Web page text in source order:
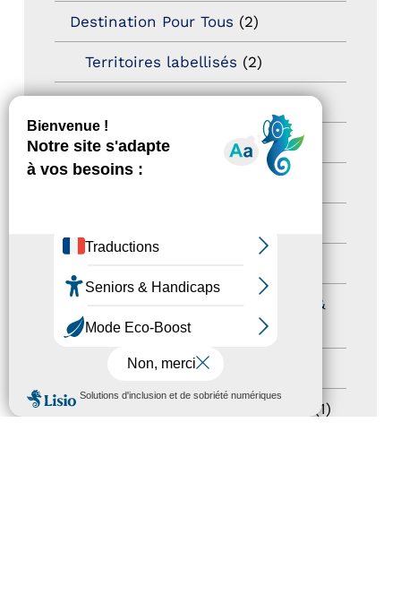
MENU
Destination Pour Tous (2)
Territoires labellisés (2)
Newsetter(6)
Newsletter pro
Journées nationales Tourisme &
Handicap(5)
Salons(11)
(1)